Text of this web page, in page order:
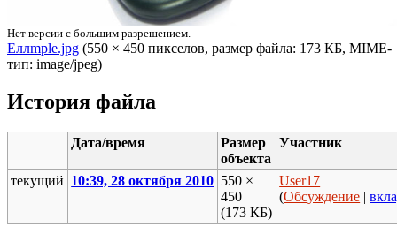
Нет версии с большим разрешением.
Eллmple.jpg ‎ (550 × 450 пикселов, размер файла: 173 КБ, MIME-
тип: image/jpeg)
История файла
Дата/время
Размер
объекта
Участник
текущий 10:39, 28 октября 2010 550 ×
450
(173 КБ)
User17
(Обсуждение |